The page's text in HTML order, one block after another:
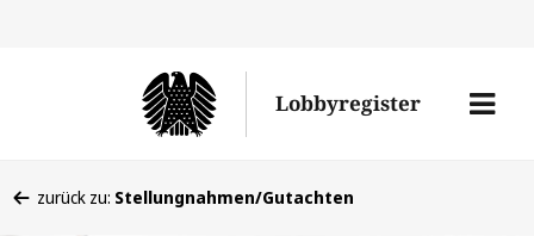
Lobbyregister
Menü
befinden
zurück zu: Stellungnahmen/Gutachten